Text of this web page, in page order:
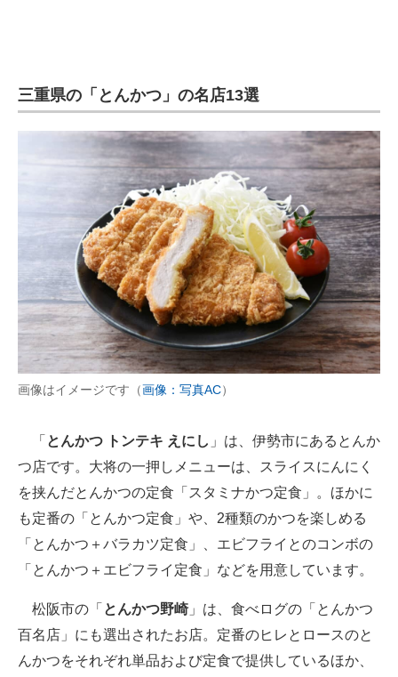
ちょっと気になるネットの話題
三重県の「とんかつ」の名店13選
画像はイメージです（画像：写真AC）
「 とんかつ トンテキ えにし 」は、伊勢市にあるとんか
つ店です。大将の一押しメニューは、スライスにんにく
を挟んだとんかつの定食「スタミナかつ定食」。ほかに
も定番の「とんかつ定食」や、2種類のかつを楽しめる
「とんかつ＋バラカツ定食」、エビフライとのコンボの
「とんかつ＋エビフライ定食」などを用意しています。
松阪市の「 とんかつ野崎 」は、食べログの「とんかつ
百名店」にも選出されたお店。定番のヒレとロースのと
んかつをそれぞれ単品および定食で提供しているほか、